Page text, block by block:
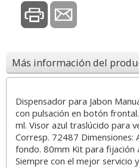
Más información del
Dispensador para Jabon
con pulsación en botón
ml. Visor azul traslúcido para
Corresp. 72487 Dimensiones:
fondo. 80mm Kit para fijación
Siempre con el mejor servicio